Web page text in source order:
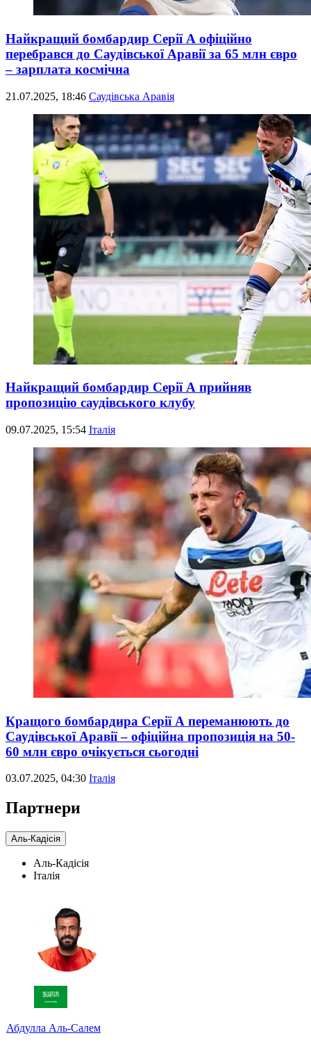
Найкращий бомбардир Серії А офіційно
перебрався до Саудівської Аравії за 65 млн євро
– зарплата космічна
21.07.2025, 18:46 Саудівська Аравія
Найкращий бомбардир Серії А прийняв
пропозицію саудівського клубу
09.07.2025, 15:54 Італія
Кращого бомбардира Серії А переманюють до
Саудівської Аравії – офіційна пропозиція на 50-
60 млн євро очікується сьогодні
03.07.2025, 04:30 Італія
Партнери
Аль-Кадісія
Аль-Кадісія
Італія
Абдулла Аль-Салем